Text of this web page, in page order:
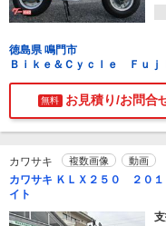
徳島県 鳴門市
Ｂｉｋｅ＆Ｃｙｃｌｅ Ｆｕｊ
無料 お見積り/お問合
カワサキ 複数画像 動画
カワサキ ＫＬＸ２５０ ２０
イト